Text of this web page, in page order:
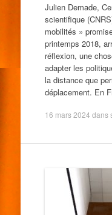
Julien Demade,
scientifique
mobilités »
printemps 2018,
réflexion, une
adapter les
la distance que
déplacement. En
16 mars 2024 dans